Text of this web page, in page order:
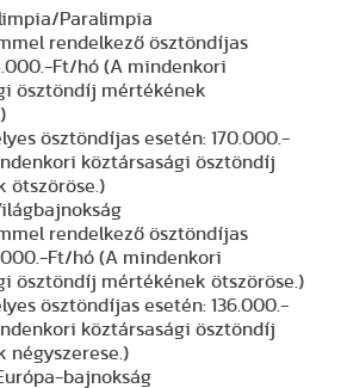
Paralimpia
rendelkező ösztöndíjas
Ft/hó (A mindenkori
ösztöndíj mértékének
ösztöndíjas esetén: 170.000.-
köztársasági ösztöndíj
ötszöröse.)
rendelkező ösztöndíjas
Ft/hó (A mindenkori
ösztöndíj mértékének ötszöröse.)
ösztöndíjas esetén: 136.000.-
köztársasági ösztöndíj
négyszerese.)
bajnokság